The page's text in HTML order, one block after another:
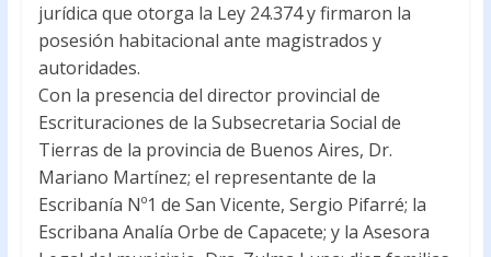
jurídica que otorga la Ley 24.374 y firmaron la
posesión habitacional ante magistrados y
autoridades.
Con la presencia del director provincial de
Escrituraciones de la Subsecretaria Social de
Tierras de la provincia de Buenos Aires, Dr.
Mariano Martínez; el representante de la
Escribanía Nº1 de San Vicente, Sergio Pifarré; la
Escribana Analía Orbe de Capacete; y la Asesora